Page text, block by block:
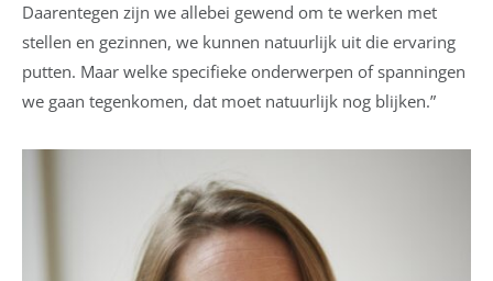
Daarentegen zijn we allebei gewend om te werken met
stellen en gezinnen, we kunnen natuurlijk uit die ervaring
putten. Maar welke specifieke onderwerpen of spanningen
we gaan tegenkomen, dat moet natuurlijk nog blijken.”